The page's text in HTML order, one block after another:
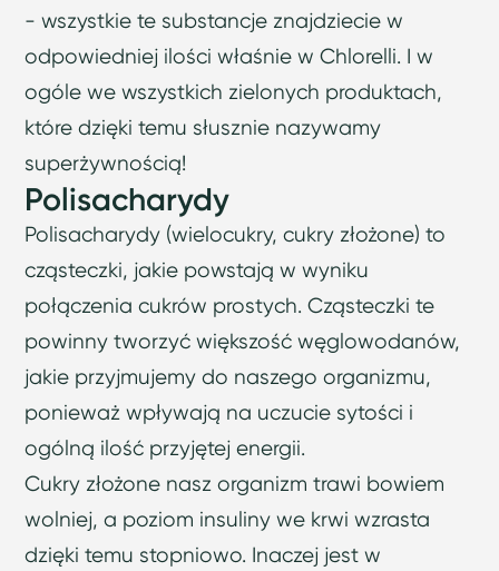
- wszystkie te substancje znajdziecie w
odpowiedniej ilości właśnie w Chlorelli. I w
ogóle we wszystkich zielonych produktach,
które dzięki temu słusznie nazywamy
superżywnością!
Polisacharydy
Polisacharydy (wielocukry, cukry złożone) to
cząsteczki, jakie powstają w wyniku
połączenia cukrów prostych. Cząsteczki te
powinny tworzyć większość węglowodanów,
jakie przyjmujemy do naszego organizmu,
ponieważ wpływają na uczucie sytości i
ogólną ilość przyjętej energii.
Cukry złożone nasz organizm trawi bowiem
wolniej, a poziom insuliny we krwi wzrasta
dzięki temu stopniowo. Inaczej jest w